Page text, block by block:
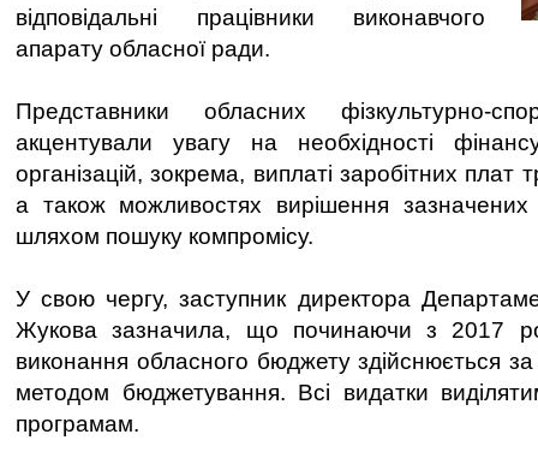
відповідальні працівники виконавчого
апарату обласної ради.
Представники обласних фізкультурно-
акцентували увагу на необхідності
організацій, зокрема, виплаті заробітних плат
а також можливостях вирішення
шляхом пошуку компромісу.
У свою чергу, заступник директора
Жукова зазначила, що починаючи з 2017
виконання обласного бюджету здійснюється
методом бюджетування. Всі видатки
програмам.